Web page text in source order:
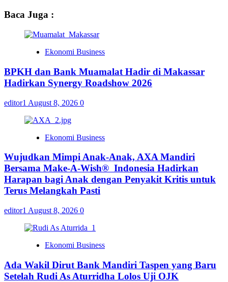
Baca Juga :
Ekonomi Business
BPKH dan Bank Muamalat Hadir di Makassar
Hadirkan Synergy Roadshow 2026
editor1 August 8, 2026 0
Ekonomi Business
Wujudkan Mimpi Anak-Anak, AXA Mandiri
Bersama Make-A-Wish® Indonesia Hadirkan
Harapan bagi Anak dengan Penyakit Kritis untuk
Terus Melangkah Pasti
editor1 August 8, 2026 0
Ekonomi Business
Ada Wakil Dirut Bank Mandiri Taspen yang Baru
Setelah Rudi As Aturridha Lolos Uji OJK